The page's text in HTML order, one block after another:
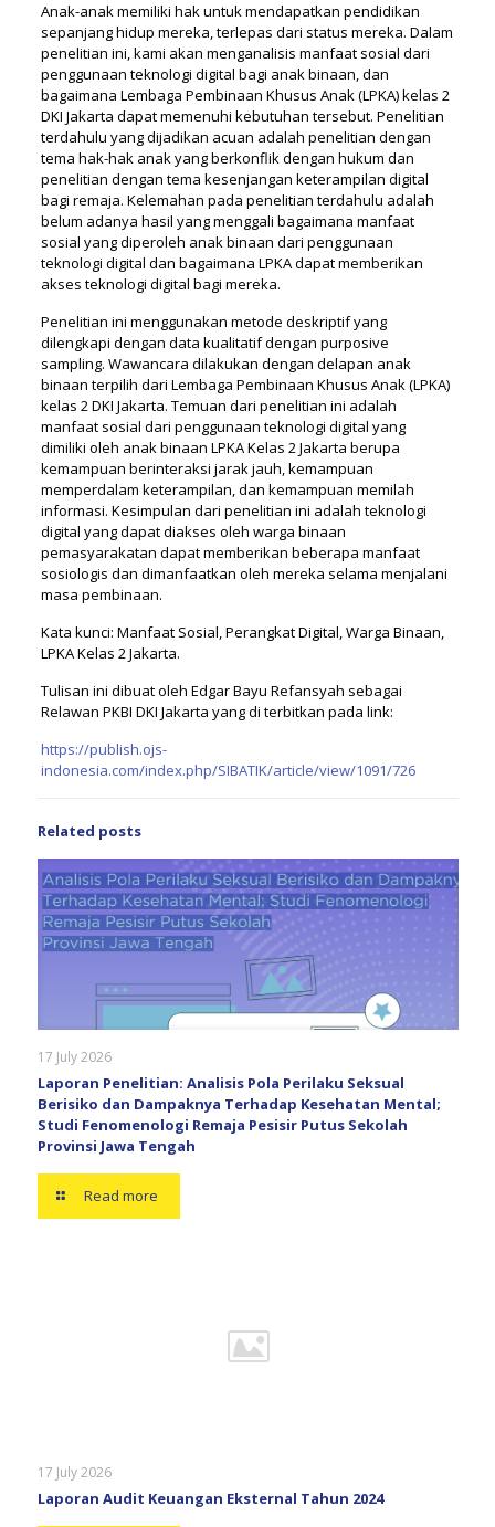
Anak-anak memiliki hak untuk mendapatkan pendidikan
sepanjang hidup mereka, terlepas dari status mereka. Dalam
penelitian ini, kami akan menganalisis manfaat sosial dari
penggunaan teknologi digital bagi anak binaan, dan
bagaimana Lembaga Pembinaan Khusus Anak (LPKA) kelas 2
DKI Jakarta dapat memenuhi kebutuhan tersebut. Penelitian
terdahulu yang dijadikan acuan adalah penelitian dengan
tema hak-hak anak yang berkonflik dengan hukum dan
penelitian dengan tema kesenjangan keterampilan digital
bagi remaja. Kelemahan pada penelitian terdahulu adalah
belum adanya hasil yang menggali bagaimana manfaat
sosial yang diperoleh anak binaan dari penggunaan
teknologi digital dan bagaimana LPKA dapat memberikan
akses teknologi digital bagi mereka.
Penelitian ini menggunakan metode deskriptif yang
dilengkapi dengan data kualitatif dengan purposive
sampling. Wawancara dilakukan dengan delapan anak
binaan terpilih dari Lembaga Pembinaan Khusus Anak (LPKA)
kelas 2 DKI Jakarta. Temuan dari penelitian ini adalah
manfaat sosial dari penggunaan teknologi digital yang
dimiliki oleh anak binaan LPKA Kelas 2 Jakarta berupa
kemampuan berinteraksi jarak jauh, kemampuan
memperdalam keterampilan, dan kemampuan memilah
informasi. Kesimpulan dari penelitian ini adalah teknologi
digital yang dapat diakses oleh warga binaan
pemasyarakatan dapat memberikan beberapa manfaat
sosiologis dan dimanfaatkan oleh mereka selama menjalani
masa pembinaan.
Kata kunci: Manfaat Sosial, Perangkat Digital, Warga Binaan,
LPKA Kelas 2 Jakarta.
Tulisan ini dibuat oleh Edgar Bayu Refansyah sebagai
Relawan PKBI DKI Jakarta yang di terbitkan pada link:
https://publish.ojs-
indonesia.com/index.php/SIBATIK/article/view/1091/726
Related posts
17 July 2026
Laporan Penelitian: Analisis Pola Perilaku Seksual
Berisiko dan Dampaknya Terhadap Kesehatan Mental;
Studi Fenomenologi Remaja Pesisir Putus Sekolah
Provinsi Jawa Tengah
Read more
17 July 2026
Laporan Audit Keuangan Eksternal Tahun 2024